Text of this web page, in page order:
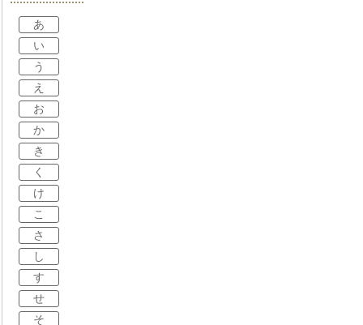
あ
い
う
え
お
か
き
く
け
こ
さ
し
す
せ
そ